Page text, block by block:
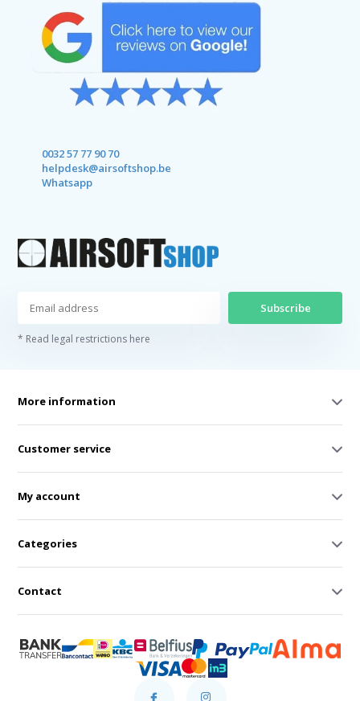
0032 57 77 90 70
helpdesk@airsoftshop.be
Whatsapp
Subscribe
* Read legal restrictions here
More information
Customer service
My account
Categories
Contact